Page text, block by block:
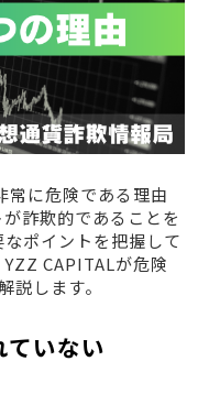
常に危険である理由
詐欺的であることを
ポイントを把握して
CAPITALが危険
説します。
いない